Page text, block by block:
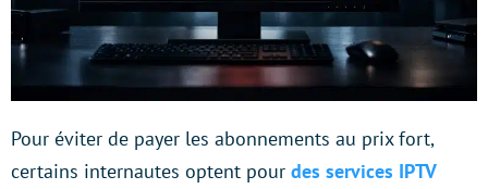
Pour éviter de payer les abonnements au prix fort,
certains internautes optent pour des services IPTV